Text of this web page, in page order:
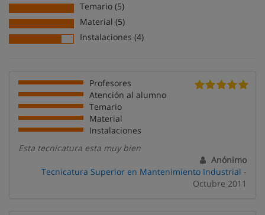
Temario (5)
Material (5)
Instalaciones (4)
Profesores
Atención al alumno
Temario
Material
Instalaciones
Esta tecnicatura esta muy bien
Anónimo
Tecnicatura Superior en Mantenimiento Industrial -
Octubre 2011